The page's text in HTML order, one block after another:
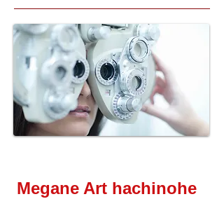
Megane Art hachinohe